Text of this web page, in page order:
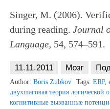
Singer, M. (2006).
during reading. Journal
Language, 54, 574–591.
11.11.2011 Мозг
Author: Boris Zubkov Tags: ERP,
двухшаговая теория логической
когнитивные вызванные